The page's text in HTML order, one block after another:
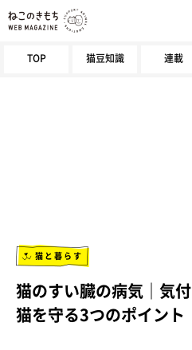
TOP 猫豆知識 連載
猫と暮らす
猫のすい臓の病気｜気
猫を守る3つのポイント